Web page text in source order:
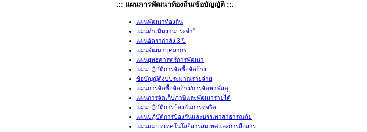
.:: แผนการพัฒนาท้องถิ่น/ข้อบัญญัติ ::.
แผนพัฒนาท้องถิ่น
แผนดำเนินงานประจำปี
แผนอัตรากำลัง 3 ปี
แผนพัฒนาบุคลากร
แผนยุทธศาสตร์การพัฒนา
แผนปฏิบัติการจัดซื้อจัดจ้าง
ข้อบัญญัติงบประมาณรายจ่าย
แผนการจัดซื้อจัดจ้าง/การจัดหาพัสดุ
แผนการจัดเก็บภาษีและพัฒนารายได้
แผนปฏิบัติการป้องกันการทุจริต
แผนปฏิบัติการป้องกันและบรรเทาสาธารณภัย
แผนแม่บทเทคโนโลยีสารสนเทศและการสื่อสาร